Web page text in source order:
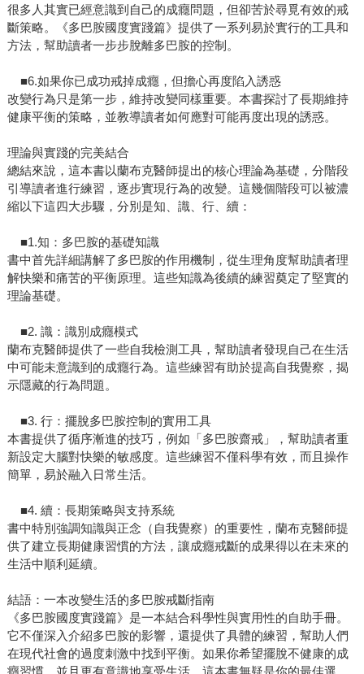
很多人其實已經意識到自己的成癮問題，但卻苦於尋覓有效的戒
斷策略。《多巴胺國度實踐篇》提供了一系列易於實行的工具和
方法，幫助讀者一步步脫離多巴胺的控制。
■6.如果你已成功戒掉成癮，但擔心再度陷入誘惑
改變行為只是第一步，維持改變同樣重要。本書探討了長期維持
健康平衡的策略，並教導讀者如何應對可能再度出現的誘惑。
理論與實踐的完美結合
總結來說，這本書以蘭布克醫師提出的核心理論為基礎，分階段
引導讀者進行練習，逐步實現行為的改變。這幾個階段可以被濃
縮以下這四大步驟，分別是知、識、行、續：
■1.知：多巴胺的基礎知識
書中首先詳細講解了多巴胺的作用機制，從生理角度幫助讀者理
解快樂和痛苦的平衡原理。這些知識為後續的練習奠定了堅實的
理論基礎。
■2. 識：識別成癮模式
蘭布克醫師提供了一些自我檢測工具，幫助讀者發現自己在生活
中可能未意識到的成癮行為。這些練習有助於提高自我覺察，揭
示隱藏的行為問題。
■3. 行：擺脫多巴胺控制的實用工具
本書提供了循序漸進的技巧，例如「多巴胺齋戒」，幫助讀者重
新設定大腦對快樂的敏感度。這些練習不僅科學有效，而且操作
簡單，易於融入日常生活。
■4. 續：長期策略與支持系統
書中特別強調知識與正念（自我覺察）的重要性，蘭布克醫師提
供了建立長期健康習慣的方法，讓成癮戒斷的成果得以在未來的
生活中順利延續。
結語：一本改變生活的多巴胺戒斷指南
《多巴胺國度實踐篇》是一本結合科學性與實用性的自助手冊。
它不僅深入介紹多巴胺的影響，還提供了具體的練習，幫助人們
在現代社會的過度刺激中找到平衡。如果你希望擺脫不健康的成